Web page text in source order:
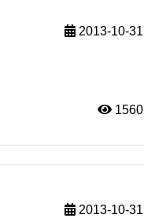
2013-10-31
1560
2013-10-31